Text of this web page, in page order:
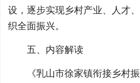
设，逐步实现乡村产业、人才
织全面振兴。
五、内容解读
《乳山市徐家镇衔接乡村